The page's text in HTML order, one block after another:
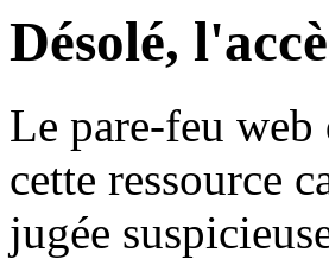
Désolé,
Le pare-feu web
cette ressource
jugée